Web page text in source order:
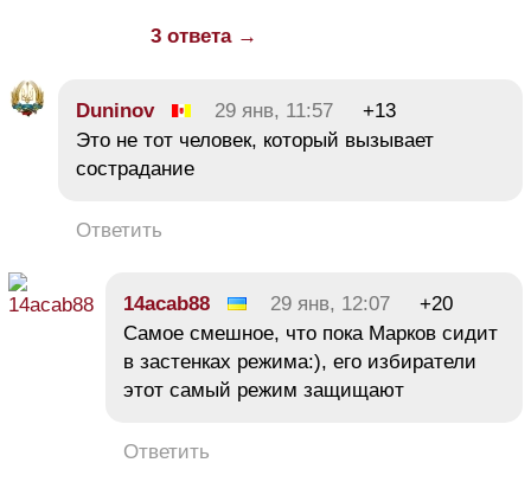
3 ответа →
Duninov 29 янв, 11:57
+13
Это не тот человек, который вызывает
сострадание
Ответить
14acab88 29 янв, 12:07
+20
Самое смешное, что пока Марков сидит
в застенках режима:), его избиратели
этот самый режим защищают
Ответить